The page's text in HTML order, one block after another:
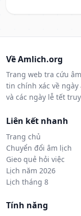
Về Amlich.org
Trang web tra cứu
tin chính xác về
và các ngày lễ tết
Liên kết nhanh
Trang chủ
Chuyển đổi âm lịch
Gieo quẻ hỏi việc
Lịch năm 2026
Lịch tháng 8
Tính năng